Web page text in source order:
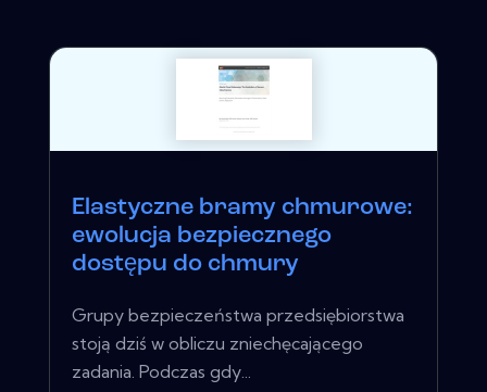
Elastyczne bramy chmurowe:
ewolucja bezpiecznego
dostępu do chmury
Grupy bezpieczeństwa przedsiębiorstwa
stoją dziś w obliczu zniechęcającego
zadania. Podczas gdy...